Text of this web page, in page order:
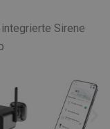
Sirene